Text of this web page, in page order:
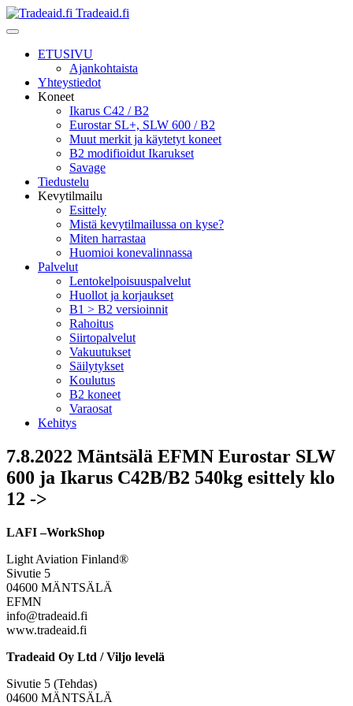
Tradeaid.fi
ETUSIVU
Ajankohtaista
Yhteystiedot
Koneet
Ikarus C42 / B2
Eurostar SL+, SLW 600 / B2
Muut merkit ja käytetyt koneet
B2 modifioidut Ikarukset
Savage
Tiedustelu
Kevytilmailu
Esittely
Mistä kevytilmailussa on kyse?
Miten harrastaa
Huomioi konevalinnassa
Palvelut
Lentokelpoisuuspalvelut
Huollot ja korjaukset
B1 > B2 versioinnit
Rahoitus
Siirtopalvelut
Vakuutukset
Säilytykset
Koulutus
B2 koneet
Varaosat
Kehitys
7.8.2022 Mäntsälä EFMN Eurostar SLW
600 ja Ikarus C42B/B2 540kg esittely klo
12 ->
LAFI –WorkShop
Light Aviation Finland®
Sivutie 5
04600 MÄNTSÄLÄ
EFMN
info@tradeaid.fi
www.tradeaid.fi
Tradeaid Oy Ltd / Viljo levelä
Sivutie 5 (Tehdas)
04600 MÄNTSÄLÄ